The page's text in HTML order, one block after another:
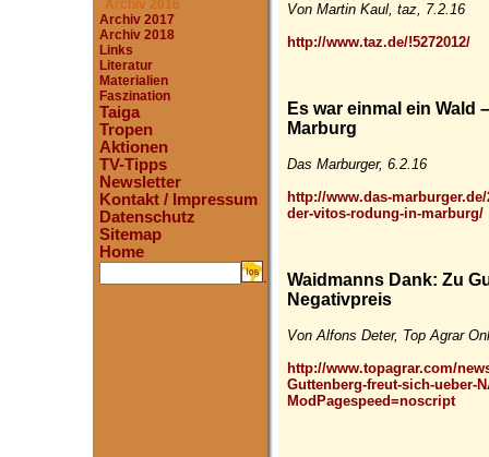
Archiv 2016
Archiv 2017
Archiv 2018
Links
Literatur
Materialien
Faszination
Taiga
Tropen
Aktionen
TV-Tipps
Newsletter
Kontakt / Impressum
Datenschutz
Sitemap
Home
.
Von Martin Kaul, taz, 7.2.16
http://www.taz.de/!5272012/
Es war einmal ein Wald
Marburg
Das Marburger, 6.2.16
http://www.das-
der-vitos-rodung-in-marburg/
Waidmanns Dank: Zu
Negativpreis
Von Alfons Deter, Top Agrar
http://www.topagrar.com/
Guttenberg-freut-sich-ueber-
ModPagespeed=noscript